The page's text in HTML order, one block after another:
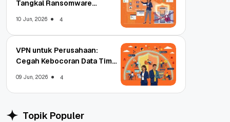
Tangkal Ransomware
10 Jun, 2026 4
VPN untuk Perusahaan:
Cegah Kebocoran Data Tim
09 Jun, 2026 4
Topik Populer